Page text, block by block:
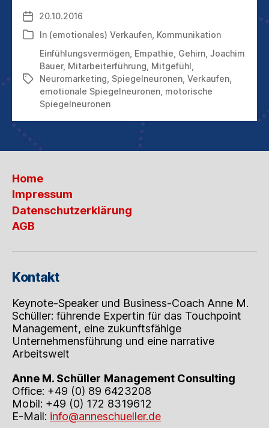
EMPATHIE
Veröffentlichungsdatum
20.10.2016
Kategorien
In (emotionales) Verkaufen Kommunikation
Schlagwörter
Einfühlungsvermögen Empathie Gehirn Joachim
Bauer, Mitarbeiterführung Mitgefühl
Neuromarketing Spiegelneuronen Verkaufen
emotionale Spiegelneuronen motorische
Spiegelneuronen
Home
Impressum
Datenschutzerklärung
AGB
Kontakt
Keynote-Speaker und Business-Coach Anne M.
Schüller: führende Expertin für das Touchpoint
Management, eine zukunftsfähige
Unternehmensführung und eine narrative
Arbeitswelt
Anne M. Schüller Management Consulting
Office: +49 (0) 89 6423208
Mobil: +49 (0) 172 8319612
E-Mail: info@anneschueller.de